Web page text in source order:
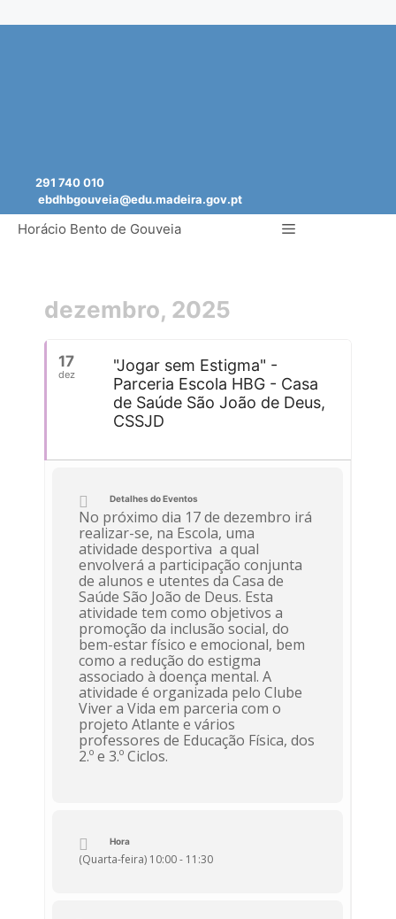
291 740 010
ebdhbgouveia@edu.madeira.gov.pt
Horácio Bento de Gouveia Menu
dezembro, 2025
17
dez
"Jogar sem Estigma" -
Parceria Escola HBG - Casa
de Saúde São João de Deus,
CSSJD
Detalhes do Eventos
No próximo dia 17 de dezembro irá
realizar-se, na Escola, uma
atividade desportiva a qual
envolverá a participação conjunta
de alunos e utentes da Casa de
Saúde São João de Deus. Esta
atividade tem como objetivos a
promoção da inclusão social, do
bem-estar físico e emocional, bem
como a redução do estigma
associado à doença mental. A
atividade é organizada pelo Clube
Viver a Vida em parceria com o
projeto Atlante e vários
professores de Educação Física, dos
2.º e 3.º Ciclos.
Hora
(Quarta-feira) 10:00 - 11:30